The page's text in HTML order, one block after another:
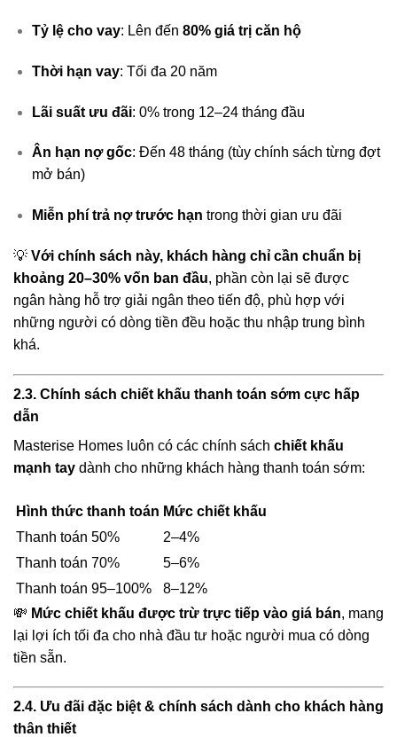
Tỷ lệ cho vay: Lên đến 80% giá trị căn hộ
Thời hạn vay: Tối đa 20 năm
Lãi suất ưu đãi: 0% trong 12–24 tháng đầu
Ân hạn nợ gốc: Đến 48 tháng (tùy chính sách từng đợt
mở bán)
Miễn phí trả nợ trước hạn trong thời gian ưu đãi
💡 Với chính sách này, khách hàng chỉ cần chuẩn bị
khoảng 20–30% vốn ban đầu, phần còn lại sẽ được
ngân hàng hỗ trợ giải ngân theo tiến độ, phù hợp với
những người có dòng tiền đều hoặc thu nhập trung bình
khá.
2.3. Chính sách chiết khấu thanh toán sớm cực hấp
dẫn
Masterise Homes luôn có các chính sách chiết khấu
mạnh tay dành cho những khách hàng thanh toán sớm:
Hình thức thanh toán Mức chiết khấu
Thanh toán 50%
2–4%
Thanh toán 70%
5–6%
Thanh toán 95–100%
8–12%
💸 Mức chiết khấu được trừ trực tiếp vào giá bán, mang
lại lợi ích tối đa cho nhà đầu tư hoặc người mua có dòng
tiền sẵn.
2.4. Ưu đãi đặc biệt & chính sách dành cho khách hàng
thân thiết